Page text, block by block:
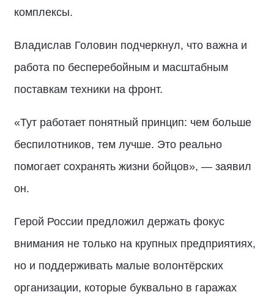
комплексы.
Владислав Головин подчеркнул, что важна и
работа по бесперебойным и масштабным
поставкам техники на фронт.
«Тут работает понятный принцип: чем больше
беспилотников, тем лучше. Это реально
помогает сохранять жизни бойцов», — заявил
он.
Герой России предложил держать фокус
внимания не только на крупных предприятиях,
но и поддерживать малые волонтёрских
организации, которые буквально в гаражах